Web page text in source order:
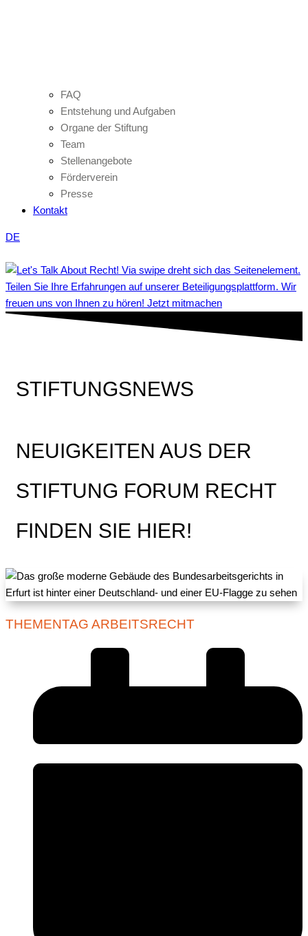
FAQ
Entstehung und Aufgaben
Organe der Stiftung
Team
Stellenangebote
Förderverein
Presse
Kontakt
DE
Teilen Sie Ihre Erfahrungen auf unserer Beteiligungsplattform. Wir
freuen uns von Ihnen zu hören! Jetzt mitmachen
STIFTUNGSNEWS
NEUIGKEITEN AUS DER
STIFTUNG FORUM RECHT
FINDEN SIE HIER!
THEMENTAG ARBEITSRECHT